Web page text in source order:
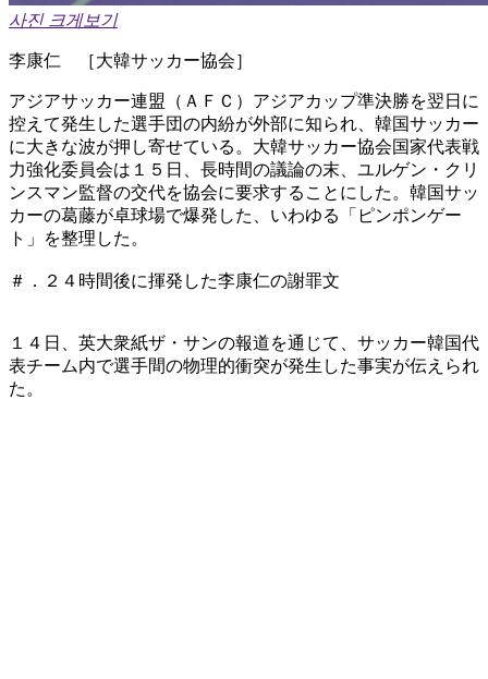
사진 크게보기
李康仁 ［大韓サッカー協会］
アジアサッカー連盟（ＡＦＣ）アジアカップ準決勝を翌日に
控えて発生した選手団の内紛が外部に知られ、韓国サッカー
に大きな波が押し寄せている。大韓サッカー協会国家代表戦
力強化委員会は１５日、長時間の議論の末、ユルゲン・クリ
ンスマン監督の交代を協会に要求することにした。韓国サッ
カーの葛藤が卓球場で爆発した、いわゆる「ピンポンゲー
ト」を整理した。
＃．２４時間後に揮発した李康仁の謝罪文
１４日、英大衆紙ザ・サンの報道を通じて、サッカー韓国代
表チーム内で選手間の物理的衝突が発生した事実が伝えられ
た。